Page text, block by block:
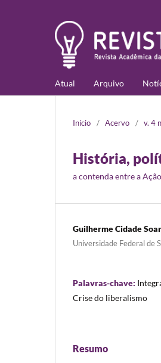
Atual Arquivo
Início / Acervo / v. 4
História,
a contenda entre a
Guilherme Cidade
Universidade Federal de
Palavras-chave:
Crise do liberalismo
Resumo